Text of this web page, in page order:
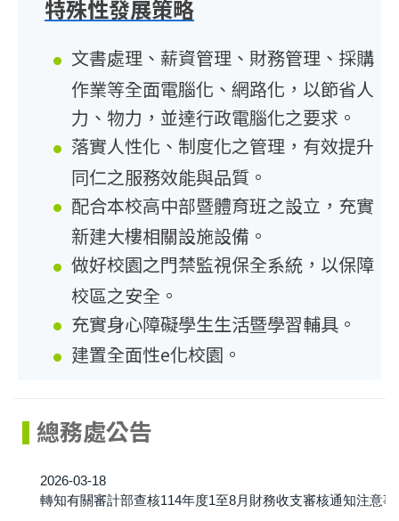
特殊性發展策略
文書處理、薪資管理、財務管理、採購
作業等全面電腦化、網路化，以節省人
力、物力，並達行政電腦化之要求。
落實人性化、制度化之管理，有效提升
同仁之服務效能與品質。
配合本校高中部暨體育班之設立，充實
新建大樓相關設施設備。
做好校園之門禁監視保全系統，以保障
校區之安全。
充實身心障礙學生生活暨學習輔具。
建置全面性e化校園。
總務處公告
2026-03-18
轉知有關審計部查核114年度1至8月財務收支審核通知注意